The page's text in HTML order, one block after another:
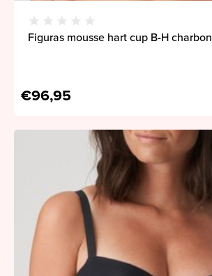
Figuras mousse hart cup B-H charbon
€96,95